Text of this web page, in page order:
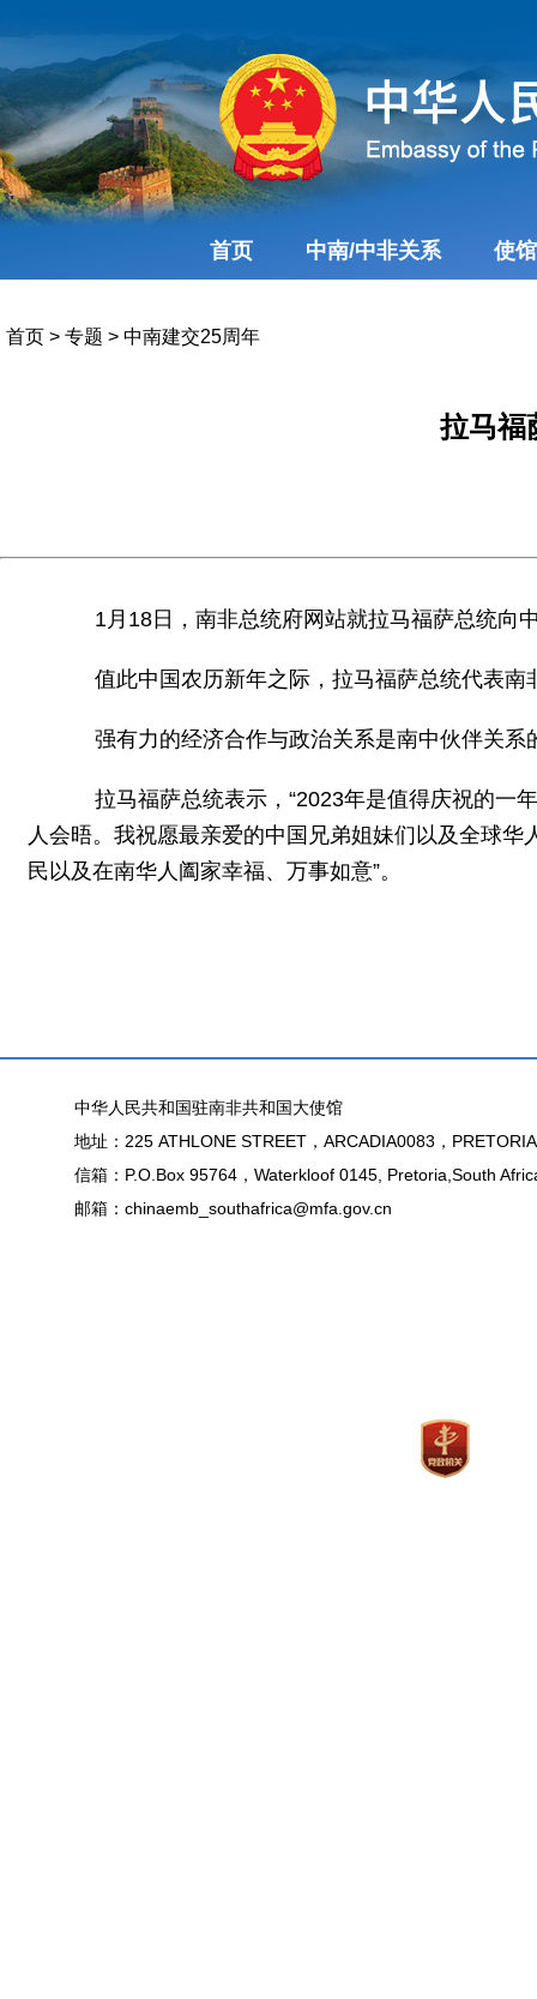
首页 中南/中非关系 使
首页 > 专题 > 中南建交25周年
拉马福
1月18日，南非总统府网站就拉马福萨总统向
值此中国农历新年之际，拉马福萨总统代表南
强有力的经济合作与政治关系是南中伙伴关系
拉马福萨总统表示，“2023年是值得庆祝的一年
人会晤。我祝愿最亲爱的中国兄弟姐妹们以及全球
民以及在南华人阖家幸福、万事如意”。
中华人民共和国驻南非共和国大使馆
地址：225 ATHLONE STREET，ARCADIA0083，
信箱：P.O.Box 95764，Waterkloof 0145, Pretoria,South
邮箱：chinaemb_southafrica@mfa.gov.cn